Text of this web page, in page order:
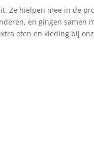
Ze hielpen mee in de
en gingen samen
eten en kleding bij